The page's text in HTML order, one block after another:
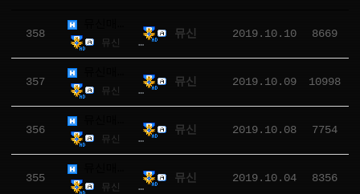
358
뮤신 8669
뮤신 2019.10.10 8669
357
뮤신 10998
뮤신 2019.10.09 10998
356
뮤신 7754
뮤신 2019.10.08 7754
355
뮤신 8356
뮤신 2019.10.04 8356